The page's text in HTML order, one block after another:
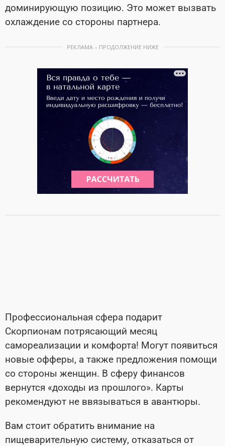
доминирующую позицию. Это может вызвать
охлаждение со стороны партнера.
РЕКЛАМА – ПРОДОЛЖЕНИЕ НИЖЕ
Профессиональная сфера подарит
Скорпионам потрясающий месяц
самореализации и комфорта! Могут появиться
новые офферы, а также предложения помощи
со стороны женщин. В сферу финансов
вернутся «доходы из прошлого». Карты
рекомендуют не ввязываться в авантюры.
Вам стоит обратить внимание на
пищеварительную систему, отказаться от